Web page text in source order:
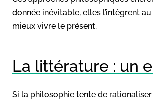
donnée inévitable, elles l’intègrent
mieux vivre le présent.
La littérature : un
Si la philosophie tente de